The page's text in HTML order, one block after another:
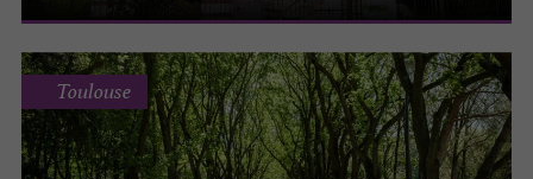
Toulouse